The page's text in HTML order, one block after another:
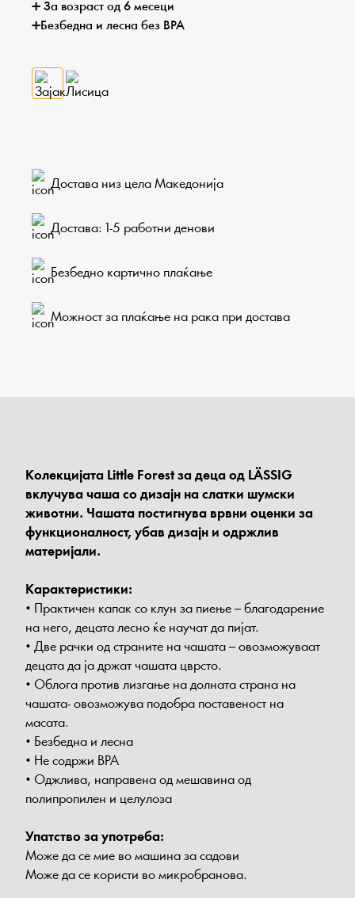
➕ За возраст од 6 месеци
➕Безбедна и лесна без BPA
Достава низ цела Македонија
Достава: 1-5 работни денови
Безбедно картично плаќање
Можност за плаќање на рака при достава
Колекцијата Little Forest за деца од LÄSSIG
вклучува чаша со дизајн на слатки шумски
животни. Чашата постигнува врвни оценки за
функционалност, убав дизајн и одржлив
материјали.
Карактеристики:
• Практичен капак со клун за пиење – благодарение
на него, децата лесно ќе научат да пијат.
• Две рачки од страните на чашата – овозможуваат
децата да ја држат чашата цврсто.
• Облога против лизгање на долната страна на
чашата- овозможува подобра поставеност на
масата.
• Безбедна и лесна
• Не содржи BPA
• Oджлива, направена од мешавина од
полипропилен и целулоза
Упатство за употреба:
Може да се мие во машина за садови
Може да се користи во микробранова.